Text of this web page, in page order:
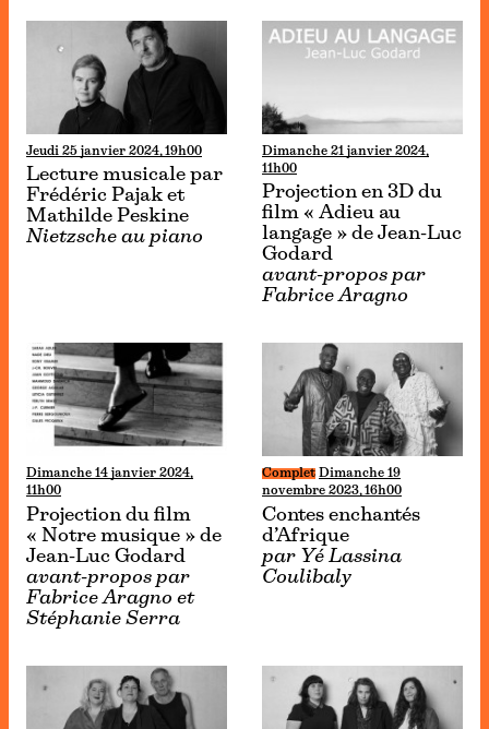
Jeudi 25 janvier 2024, 19h00
Lecture musicale par
Frédéric Pajak et
Mathilde Peskine
Nietzsche au piano
Dimanche 21 janvier 2024,
11h00
Projection en 3D du
film « Adieu au
langage » de Jean-Luc
Godard
avant-propos par
Fabrice Aragno
Dimanche 14 janvier 2024,
11h00
Projection du film
« Notre musique » de
Jean-Luc Godard
avant-propos par
Fabrice Aragno et
Stéphanie Serra
Complet
Dimanche 19
novembre 2023, 16h00
Contes enchantés
d’Afrique
par Yé Lassina
Coulibaly